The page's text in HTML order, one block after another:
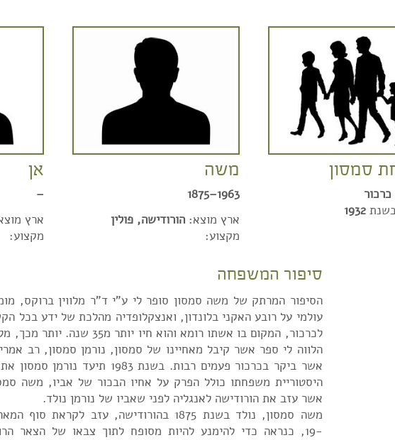
סמסון
כרכור
1932
משה
1963–1875
ארץ מוצא: הורודישה, פולין
מקצוע:
אן
–
ארץ
מקצוע:
סיפור המשפחה
הסיפור המרתק של משה סמסון סופר לי ע"י ד"ר מלווין ברוקס,
עולמי על רובע האקני בלונדון, ואנצקלופדיה מהלכת של ידע בכל
לכרכור, המקום בו אשתו רומא והוא חיו יותר מ35 שנה.
הלווה לי ספר אשר קיבל מאחיינו של סמסון, נורמן סמסון, רב
אשר ביקר בכרכור פעמים רבות. בשנת 1983 תיעד נורמן
היסטוריית משפחתו כולל הפרק על אחיו הבכור של אביו, משה
אשר עזב את הורודישה לאנגליה לפני שאביו של נורמן נולד.
משה סמסון, נולד בשנת 1875 בהורודישה, עזב לקראת סוף
-19, כנראה כדי להימנע להיות מסופח לתוך צבאו של הצאר